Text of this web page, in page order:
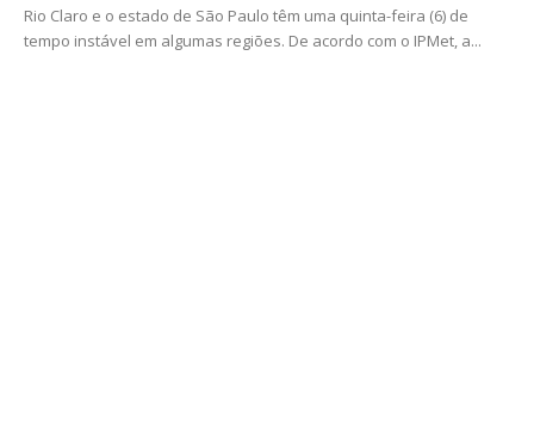
Rio Claro e o estado de São Paulo têm uma quinta-feira (6) de
tempo instável em algumas regiões. De acordo com o IPMet, a...